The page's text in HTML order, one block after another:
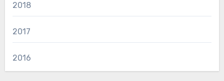
2018
2017
2016